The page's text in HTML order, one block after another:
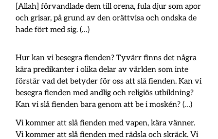
[Allah] förvandlade dem till orena, fula djur som apor
och grisar, på grund av den orättvisa och ondska de
hade fört med sig. (…)
Hur kan vi besegra fienden? Tyvärr finns det några
kära predikanter i olika delar av världen som inte
förstår vad det betyder för oss att slå fienden. Kan vi
besegra fienden med andlig och religiös utbildning?
Kan vi slå fienden bara genom att be i moskén? (…)
Vi kommer att slå fienden med vapen, kära vänner.
Vi kommer att slå fienden med rädsla och skräck. Vi